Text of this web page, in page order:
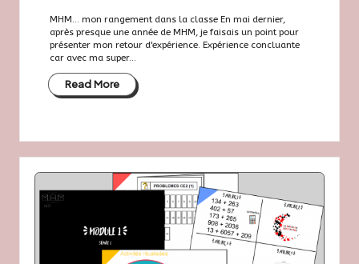
MHM... mon rangement dans la classe En mai dernier,
après presque une année de MHM, je faisais un point pour
présenter mon retour d'expérience. Expérience concluante
car avec ma super...
Read More